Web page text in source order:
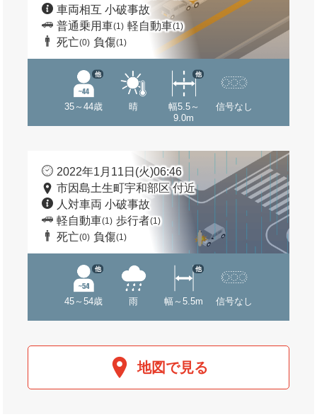
車両相互 小破事故
普通乗用車(1) 軽自動車(1)
死亡(0) 負傷(1)
35～44歳
他
晴
幅5.5～
9.0m
他
信号なし
2022年1月11日(火)06:46
市因島土生町宇和部区 付近
人対車両 小破事故
軽自動車(1) 歩行者(1)
死亡(0) 負傷(1)
45～54歳
他
雨 幅～5.5m
他
信号なし
地図で見る